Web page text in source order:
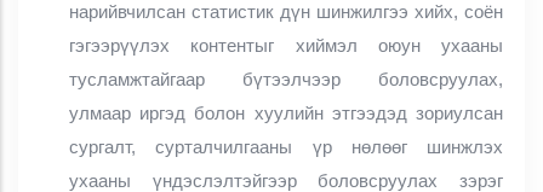
нарийвчилсан статистик дүн шинжилгээ хийх, соён
гэгээрүүлэх контентыг хиймэл оюун ухааны
тусламжтайгаар бүтээлчээр боловсруулах,
улмаар иргэд болон хуулийн этгээдэд зориулсан
сургалт, сурталчилгааны үр нөлөөг шинжлэх
ухааны үндэслэлтэйгээр боловсруулах зэрэг